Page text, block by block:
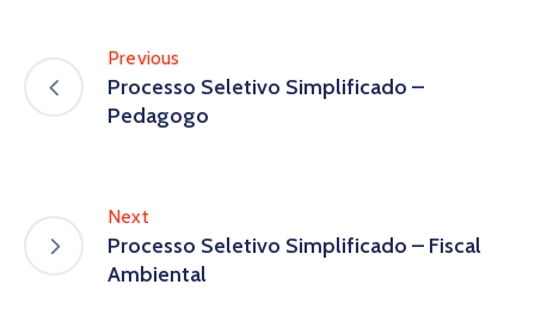
Previous
Processo Seletivo Simplificado –
Pedagogo
Next
Processo Seletivo Simplificado – Fiscal
Ambiental